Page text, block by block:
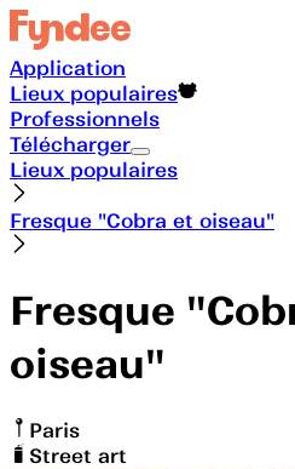
Application
Lieux populaires
Professionnels
Télécharger
Lieux populaires
Fresque "Cobra et oiseau"
Fresque
oiseau"
Paris
Street art